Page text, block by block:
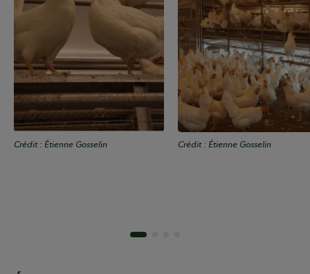
Crédit : Étienne Gosselin Crédit : Étienne Gosselin